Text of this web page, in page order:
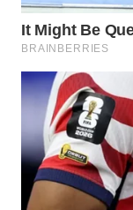
WN
BEKASI
WN
BOGOR
WN
DEPOK